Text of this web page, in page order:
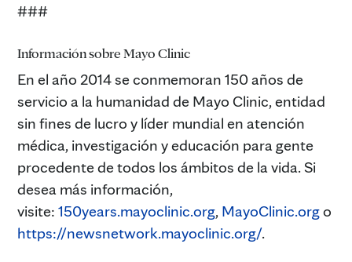
###
Información sobre Mayo Clinic
En el año 2014 se conmemoran 150 años de
servicio a la humanidad de Mayo Clinic, entidad
sin fines de lucro y líder mundial en atención
médica, investigación y educación para gente
procedente de todos los ámbitos de la vida. Si
desea más información,
visite: 150years.mayoclinic.org, MayoClinic.orgo
https://newsnetwork.mayoclinic.org/.